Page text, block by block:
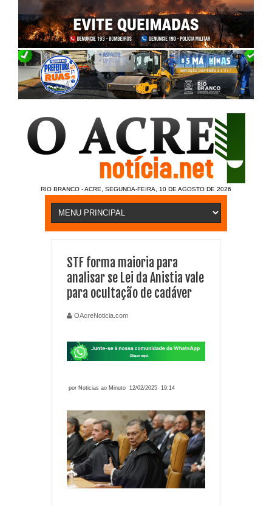
RIO BRANCO - ACRE, SEGUNDA-FEIRA, 10 DE AGOSTO DE 2026
STF forma maioria para
analisar se Lei da Anistia vale
para ocultação de cadáver
OAcreNoticia.com
por Noticias ao Minuto 12/02/2025 19:14